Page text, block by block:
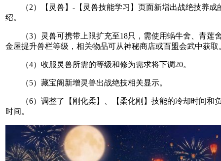
（2）【灵兽】-【灵兽技能学习】页面新增出战绝技养成
绍。
（3）灵兽可携带上限扩充至18只，需使用蜗牛舍、青莲
金屋提升兽栏等级，相关物品可从神秘商店或百盟会武中获取
（4）收服灵兽所需的等级和修为需求将下调20。
（5）藏宝阁新增灵兽出战绝技相关显示。
（6）调整了【刚化柔】、【柔化刚】技能的冷却时间和
时间。